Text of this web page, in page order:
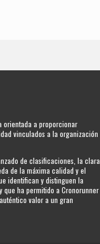
orientada a proporcionar
vinculados a la organización
de clasificaciones, la clara
de la máxima calidad y el
identifican y distinguen la
que ha permitido a Cronorunner
valor a un gran